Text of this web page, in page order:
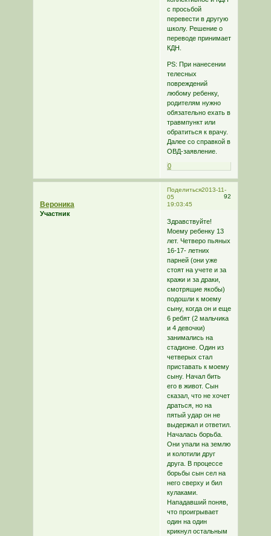
с просьбой
перевести в другую
школу. Решение о
переводе принимает
КДН.
PS: При нанесении
телесных
повреждений
любому ребенку,
родителям нужно
обязательно ехать в
травмпункт или
обратиться к врачу.
Далее со справкой в
ОВД-заявление.
0
Поделиться
92
2013-11-
05
19:03:45
Вероника
Участник
Здравствуйте!
Моему ребенку 13
лет. Четверо пьяных
16-17- летних
парней (они уже
стоят на учете и за
кражи и за драки,
смотрящие якобы)
подошли к моему
сыну, когда он и еще
6 ребят (2 мальчика
и 4 девочки)
занимались на
стадионе. Один из
четверых стал
приставать к моему
сыну. Начал бить
его в живот. Сын
сказал, что не хочет
драться, но на
пятый удар он не
выдержал и ответил.
Началась борьба.
Они упали на землю
и колотили друг
друга. В процессе
борьбы сын сел на
него сверху и бил
кулаками.
Нападавший поняв,
что проигрывает
один на один
крикнул остальным